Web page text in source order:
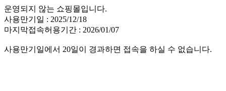
운영되지 않는 쇼핑몰입니다.
사용만기일 : 2025/12/18
마지막접속허용기간 : 2026/01/07
사용만기일에서 20일이 경과하면 접속을 하실 수 없습니다.